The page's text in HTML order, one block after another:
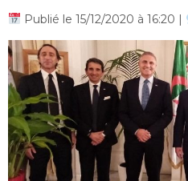
Publié le 15/12/2020 à 16:20 |